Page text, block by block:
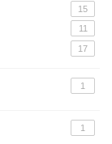
15
11
17
1
1